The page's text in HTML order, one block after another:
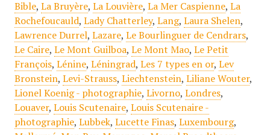
Bible, La Bruyère, La Louvière, La Mer Caspienne, La
Rochefoucauld, Lady Chatterley, Lang, Laura Shelen,
Lawrence Durrel, Lazare, Le Bourlinguer de Cendrars,
Le Caire, Le Mont Guilboa, Le Mont Mao, Le Petit
François, Lénine, Léningrad, Les 7 types en or, Lev
Bronstein, Levi-Strauss, Liechtenstein, Liliane Wouter,
Lionel Koenig - photographie, Livorno, Londres,
Louaver, Louis Scutenaire, Louis Scutenaire -
photographie, Lubbek, Lucette Finas, Luxembourg,